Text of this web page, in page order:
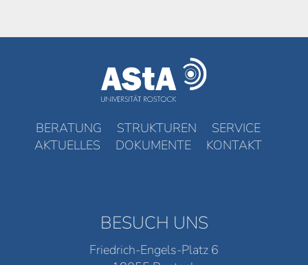
BERATUNG STRUKTUREN
SERVICE
AKTUELLES
DOKUMENTE KONTAKT
BESUCH UNS
Friedrich-Engels-Platz 6